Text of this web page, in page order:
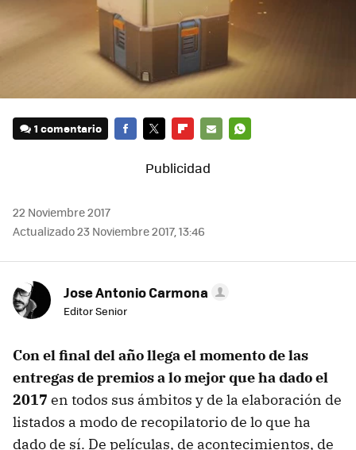
1 comentario
MAIL
22 Noviembre 2017
Actualizado 23 Noviembre 2017, 13:46
Jose Antonio Carmona
Editor Senior
Con el final del año llega el momento de las
entregas de premios a lo mejor que ha dado el
2017 en todos sus ámbitos y de la elaboración de
listados a modo de recopilatorio de lo que ha
dado de sí. De películas, de acontecimientos, de